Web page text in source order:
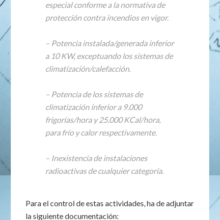
especial conforme a la normativa de
protección contra incendios en vigor.
– Potencia instalada/generada inferior
a 10 KW, exceptuando los sistemas de
climatización/calefacción.
– Potencia de los sistemas de
climatización inferior a 9.000
frigorías/hora y 25.000 KCal/hora,
para frío y calor respectivamente.
– Inexistencia de instalaciones
radioactivas de cualquier categoría.
Para el control de estas actividades, ha de adjuntar
la siguiente documentación: